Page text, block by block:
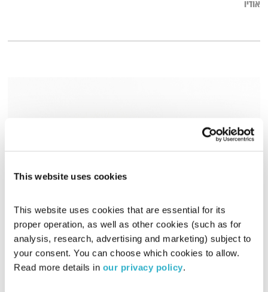
This website uses cookies
This website uses cookies that are essential for its
proper operation, as well as other cookies (such as for
analysis, research, advertising and marketing) subject to
your consent. You can choose which cookies to allow.
Read more details in our privacy policy.
אודיו
הגשמה בדרך שלי
ערן אולניק
30.12.18
00:59:15